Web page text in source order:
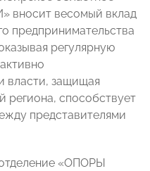
вносит весомый вклад
предпринимательства
регулярную
власти, защищая
региона, способствует
представителями
«ОПОРЫ